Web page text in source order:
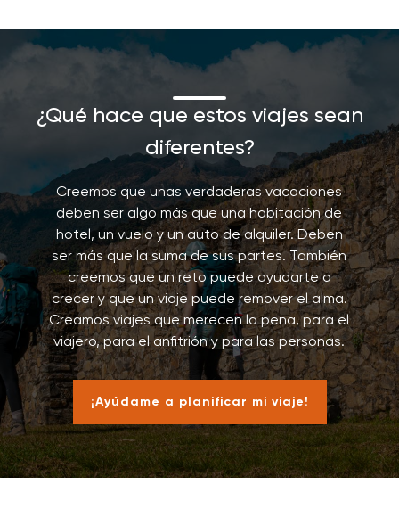
¿Qué hace que estos viajes sean
diferentes?
Creemos que unas verdaderas vacaciones
deben ser algo más que una habitación de
hotel, un vuelo y un auto de alquiler. Deben
ser más que la suma de sus partes. También
creemos que un reto puede ayudarte a
crecer y que un viaje puede remover el alma.
Creamos viajes que merecen la pena, para el
viajero, para el anfitrión y para las personas.
¡Ayúdame a planificar mi viaje!